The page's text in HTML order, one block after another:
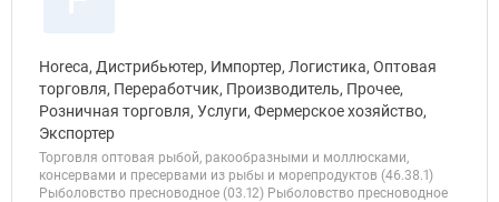
Horeca, Дистрибьютер, Импортер, Логистика, Оптовая
торговля, Переработчик, Производитель, Прочее,
Розничная торговля, Услуги, Фермерское хозяйство,
Экспортер
Торговля оптовая рыбой, ракообразными и моллюсками,
консервами и пресервами из рыбы и морепродуктов (46.38.1)
Рыболовство пресноводное (03.12) Рыболовство пресноводное